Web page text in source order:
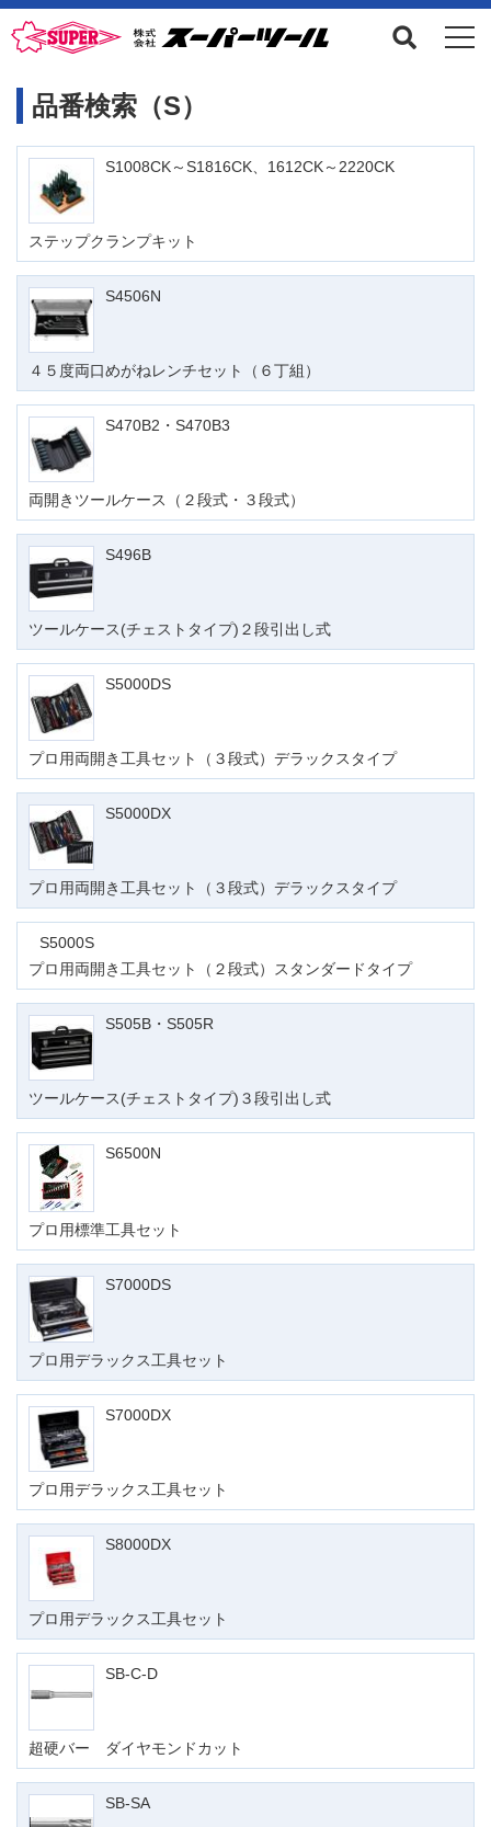
品番検索（S）
S1008CK～S1816CK、1612CK～2220CK
ステップクランプキット
S4506N
４５度両口めがねレンチセット（６丁組）
S470B2・S470B3
両開きツールケース（２段式・３段式）
S496B
ツールケース(チェストタイプ)２段引出し式
S5000DS
プロ用両開き工具セット（３段式）デラックスタイプ
S5000DX
プロ用両開き工具セット（３段式）デラックスタイプ
S5000S
プロ用両開き工具セット（２段式）スタンダードタイプ
S505B・S505R
ツールケース(チェストタイプ)３段引出し式
S6500N
プロ用標準工具セット
S7000DS
プロ用デラックス工具セット
S7000DX
プロ用デラックス工具セット
S8000DX
プロ用デラックス工具セット
SB-C-D
超硬バー ダイヤモンドカット
SB-SA